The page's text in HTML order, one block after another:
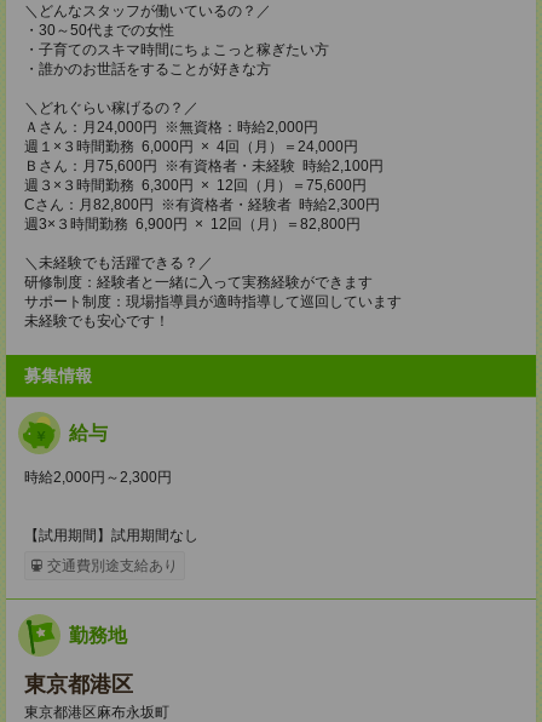
＼どんなスタッフが働いているの？／
・30～50代までの女性
・子育てのスキマ時間にちょこっと稼ぎたい方
・誰かのお世話をすることが好きな方
＼どれぐらい稼げるの？／
Ａさん：月24,000円 ※無資格：時給2,000円
週１×３時間勤務 6,000円 × 4回（月）＝24,000円
Ｂさん：月75,600円 ※有資格者・未経験 時給2,100円
週３×３時間勤務 6,300円 × 12回（月）＝75,600円
Cさん：月82,800円 ※有資格者・経験者 時給2,300円
週3×３時間勤務 6,900円 × 12回（月）＝82,800円
＼未経験でも活躍できる？／
研修制度：経験者と一緒に入って実務経験ができます
サポート制度：現場指導員が適時指導して巡回しています
未経験でも安心です！
募集情報
給与
時給2,000円～2,300円
【試用期間】試用期間なし
交通費別途支給あり
勤務地
東京都港区
東京都港区麻布永坂町